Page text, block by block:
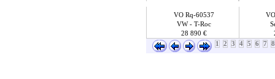
VO Rq-60537
VW - T-Roc
28 890 €
1 2 3 4 5 6 7 8